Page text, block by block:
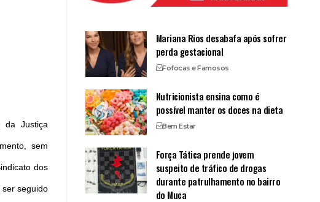
da Justiça
sem
dos
seguido
Mariana Rios desabafa após sofrer
perda gestacional
Fofocas e Famosos
Nutricionista ensina como é
possível manter os doces na dieta
Bem Estar
Força Tática prende jovem
suspeito de tráfico de drogas
durante patrulhamento no bairro
do Muca